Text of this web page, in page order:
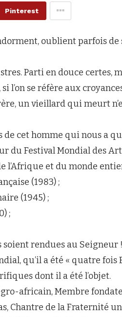
Pinterest
oublient parfois
Parti en douce certes,
l’on se réfère aux
un vieillard qui meurt
de cet homme qui nous a
du Festival Mondial des
l’Afrique et du monde
(1983) ;
(1945) ;
;
soient rendues au
qu’il a été « quatre fois
dont il a été l’objet.
africain, Membre
Chantre de la Fraternité